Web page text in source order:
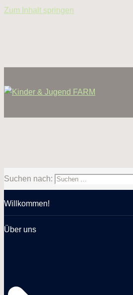
Zum Inhalt springen
Suchen nach:
Willkommen!
Über uns